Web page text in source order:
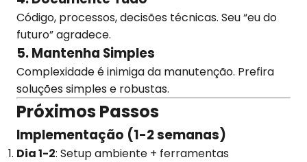
Código, processos, decisões técnicas. Seu “eu do
futuro” agradece.
5. Mantenha Simples
Complexidade é inimiga da manutenção. Prefira
soluções simples e robustas.
Próximos Passos
Implementação (1-2 semanas)
Dia 1-2: Setup ambiente + ferramentas